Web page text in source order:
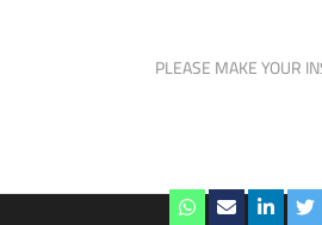
PLEASE MAKE YOUR